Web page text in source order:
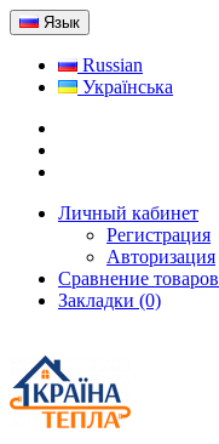
Язык
Russian
Українська
Личный кабинет
Регистрация
Авторизация
Сравнение товаров
Закладки (0)